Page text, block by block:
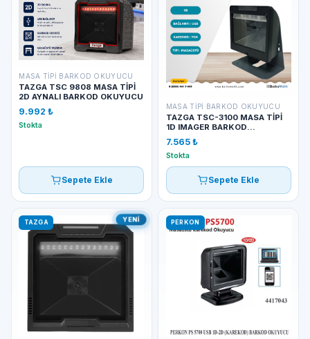
MASA TIPI BARKOD OKUYUCU
TAZGA TSC 9808 MASA TİPİ
2D AYNALI BARKOD OKUYUCU
9.992 ₺
Stokta
Sepete Ekle
MASA TIPI BARKOD OKUYUCU
TAZGA TSC-3100 MASA TİPİ
1D IMAGER BARKOD
OKUYUCU
7.565 ₺
Stokta
Sepete Ekle
YENI
TAZGA PERKON